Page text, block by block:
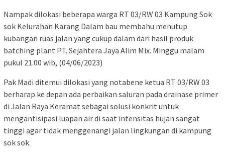
Nampak dilokasi beberapa warga RT 03/RW 03 Kampung Sok
sok Kelurahan Karang Dalam bau membahu menutup
kubangan ruas jalan yang cukup dalam dari hasil produk
batching plant PT. Sejahtera Jaya Alim Mix. Minggu malam
pukul 21.00 wib, (04/06/2023)
Pak Madi ditemui dilokasi yang notabene ketua RT 03/RW 03
berharap ke depan ada perbaikan saluran pada drainase primer
di Jalan Raya Keramat sebagai solusi konkrit untuk
mengantisipasi luapan air di saat intensitas hujan sangat
tinggi agar tidak menggenangi jalan lingkungan di kampung
sok sok.